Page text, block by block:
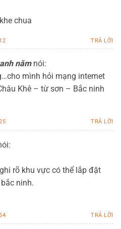
chua
TRẢ LỜI
năm nói:
mình hỏi mạng internet
Khê – từ sơn – Bắc ninh
TRẢ LỜI
rõ khu vực có thể lắp đặt
ninh.
TRẢ LỜI